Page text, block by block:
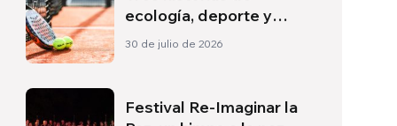
ecología, deporte y
salud en Sudamérica
30 de julio de 2026
Festival Re-Imaginar la